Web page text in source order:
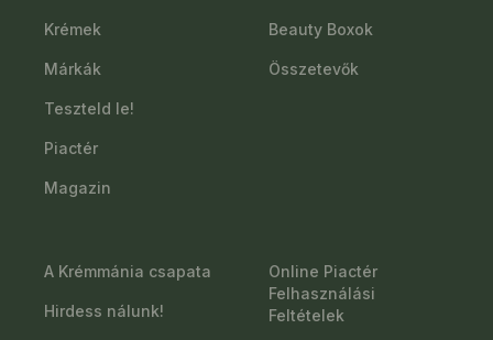
Krémek
Márkák
Teszteld le!
Piactér
Magazin
Beauty Boxok
Összetevők
A Krémmánia csapata
Hirdess nálunk!
Online Piactér
Felhasználási
Feltételek